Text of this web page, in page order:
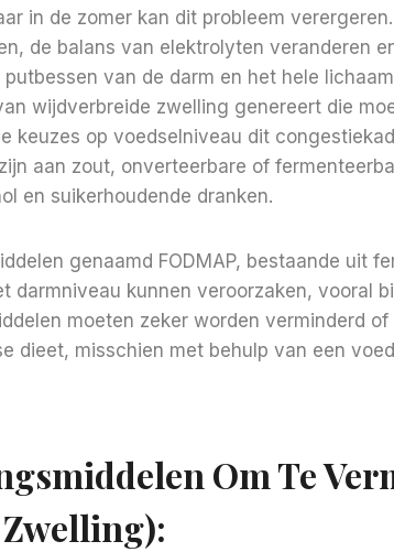
in de zomer kan dit probleem
de balans van elektrolyten veranderen
van de darm en het hele
wijdverbreide zwelling genereert die
keuzes op voedselniveau dit
aan zout, onverteerbare of
en suikerhoudende dranken.
genaamd FODMAP, bestaande uit
darmniveau kunnen veroorzaken, vooral
moeten zeker worden verminderd
dieet, misschien met behulp van een
Om Te